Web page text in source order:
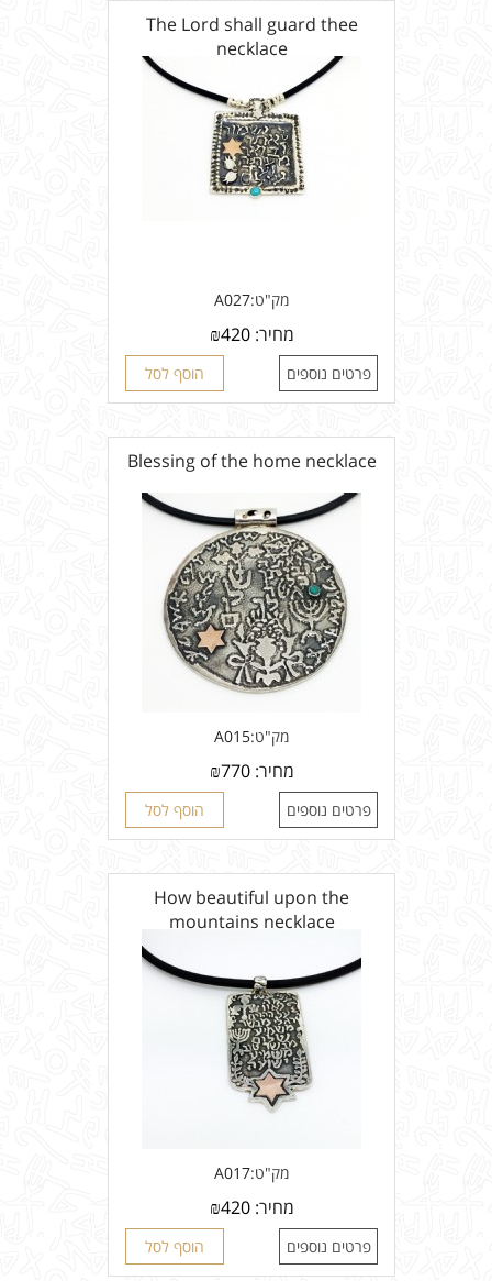
The Lord shall guard thee
necklace
מק"ט:A027
מחיר: ₪420
פרטים נוספים הוסף לסל
Blessing of the home necklace
מק"ט:A015
מחיר: ₪770
פרטים נוספים הוסף לסל
How beautiful upon the
mountains necklace
מק"ט:A017
מחיר: ₪420
פרטים נוספים הוסף לסל